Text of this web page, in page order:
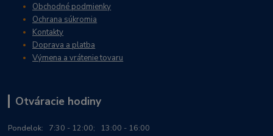
Obchodné podmienky
Ochrana súkromia
Kontakty
Doprava a platba
Výmena a vrátenie tovaru
Otváracie hodiny
Pondelok: 7:30 - 12:00; 13:00 - 16:00